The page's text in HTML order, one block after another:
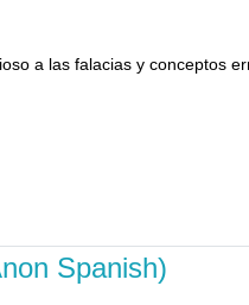
a las falacias y conceptos
Spanish)